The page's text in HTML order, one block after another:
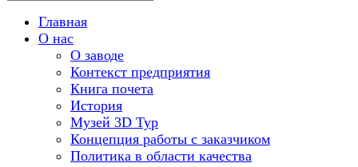
Главная
О нас
О заводе
Контекст предприятия
Книга почета
История
Музей 3D Тур
Концепция работы с заказчиком
Политика в области качества